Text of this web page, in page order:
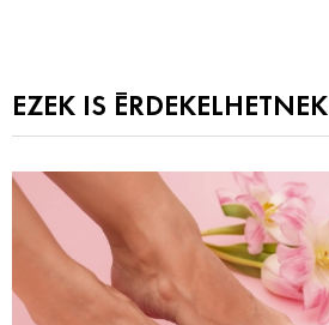
EZEK IS ÉRDEKELHETNEK